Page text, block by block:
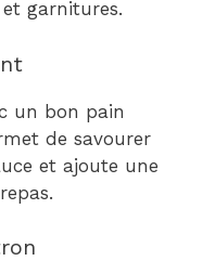
garnitures.
un bon pain
de savourer
et ajoute une